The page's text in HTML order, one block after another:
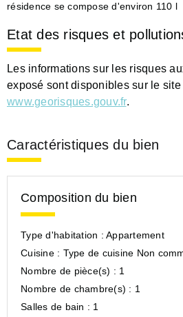
résidence se compose d'environ 110 l
Etat des risques et
Les informations sur les risques
exposé sont disponibles sur le site
www.georisques.gouv.fr.
Caractéristiques du bien
Composition du bien
Type d'habitation : Appartement
Cuisine : Type de cuisine Non
Nombre de pièce(s) : 1
Nombre de chambre(s) : 1
Salles de bain : 1